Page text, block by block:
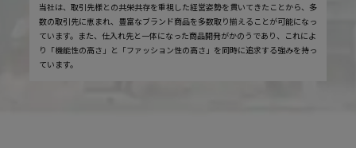
当社は、取引先様との共栄共存を重視した経営姿勢を貫いてきたことから、多
数の取引先に恵まれ、豊富なブランド商品を多数取り揃えることが可能になっ
ています。また、仕入れ先と一体になった商品開発がかのうであり、これによ
り「機能性の高さ」と「ファッション性の高さ」を同時に追求する強みを持っ
ています。